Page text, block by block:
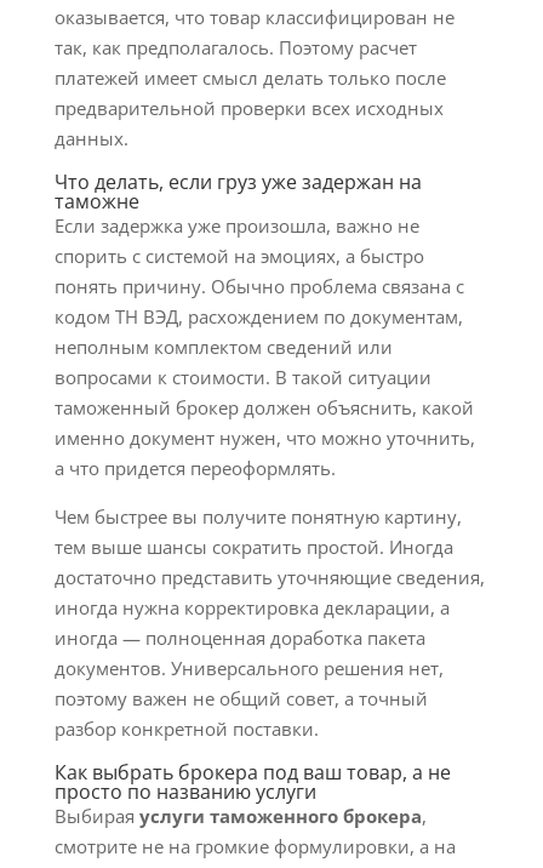
оказывается, что товар классифицирован не
так, как предполагалось. Поэтому расчет
платежей имеет смысл делать только после
предварительной проверки всех исходных
данных.
Что делать, если груз уже задержан на
таможне
Если задержка уже произошла, важно не
спорить с системой на эмоциях, а быстро
понять причину. Обычно проблема связана с
кодом ТН ВЭД, расхождением по документам,
неполным комплектом сведений или
вопросами к стоимости. В такой ситуации
таможенный брокер должен объяснить, какой
именно документ нужен, что можно уточнить,
а что придется переоформлять.
Чем быстрее вы получите понятную картину,
тем выше шансы сократить простой. Иногда
достаточно представить уточняющие сведения,
иногда нужна корректировка декларации, а
иногда — полноценная доработка пакета
документов. Универсального решения нет,
поэтому важен не общий совет, а точный
разбор конкретной поставки.
Как выбрать брокера под ваш товар, а не
просто по названию услуги
Выбирая услуги таможенного брокера,
смотрите не на громкие формулировки, а на